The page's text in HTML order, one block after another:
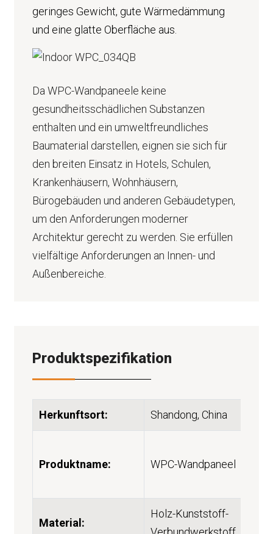
geringes Gewicht, gute Wärmedämmung
und eine glatte Oberfläche aus.
Da WPC-Wandpaneele keine
gesundheitsschädlichen Substanzen
enthalten und ein umweltfreundliches
Baumaterial darstellen, eignen sie sich für
den breiten Einsatz in Hotels, Schulen,
Krankenhäusern, Wohnhäusern,
Bürogebäuden und anderen Gebäudetypen,
um den Anforderungen moderner
Architektur gerecht zu werden. Sie erfüllen
vielfältige Anforderungen an Innen- und
Außenbereiche.
Produktspezifikation
Herkunftsort: Shandong, China
Produktname: WPC-Wandpaneel
Material:
Holz-Kunststoff-